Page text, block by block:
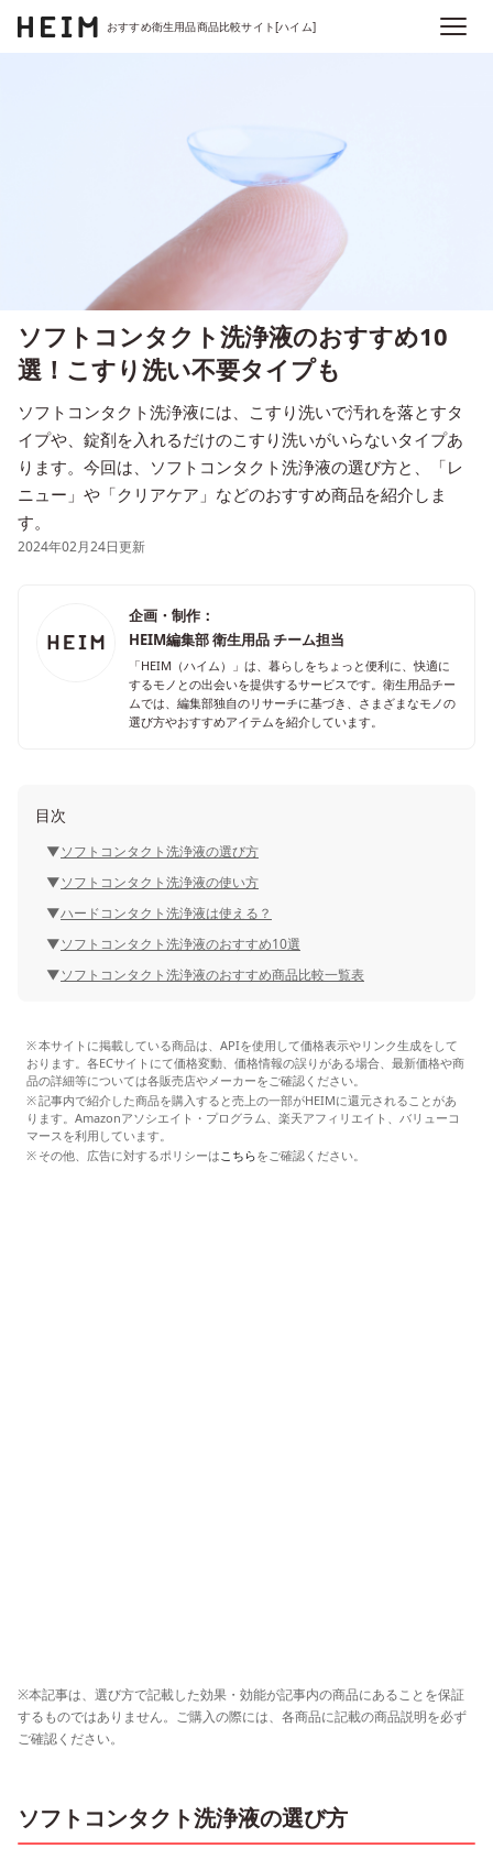
おすすめ衛生用品商品比較サイト[ハイム]
ソフトコンタクト洗浄液のおすすめ10
選！こすり洗い不要タイプも
ソフトコンタクト洗浄液には、こすり洗いで汚れを落とすタ
イプや、錠剤を入れるだけのこすり洗いがいらないタイプあ
ります。今回は、ソフトコンタクト洗浄液の選び方と、「レ
ニュー」や「クリアケア」などのおすすめ商品を紹介しま
す。
2024年02月24日更新
企画・制作：
HEIM編集部 衛生用品 チーム担当
「HEIM（ハイム）」は、暮らしをちょっと便利に、快適に
するモノとの出会いを提供するサービスです。衛生用品チー
ムでは、編集部独自のリサーチに基づき、さまざまなモノの
選び方やおすすめアイテムを紹介しています。
目次
ソフトコンタクト洗浄液の選び方
ソフトコンタクト洗浄液の使い方
ハードコンタクト洗浄液は使える？
ソフトコンタクト洗浄液のおすすめ10選
ソフトコンタクト洗浄液のおすすめ商品比較一覧表
本サイトに掲載している商品は、APIを使用して価格表示やリンク生成をして
おります。各ECサイトにて価格変動、価格情報の誤りがある場合、最新価格や商
品の詳細等については各販売店やメーカーをご確認ください。
記事内で紹介した商品を購入すると売上の一部がHEIMに還元されることがあ
ります。Amazonアソシエイト・プログラム、楽天アフィリエイト、バリューコ
マースを利用しています。
その他、広告に対するポリシーはこちらをご確認ください。
※本記事は、選び方で記載した効果・効能が記事内の商品にあることを保証
するものではありません。ご購入の際には、各商品に記載の商品説明を必ず
ご確認ください。
ソフトコンタクト洗浄液の選び方